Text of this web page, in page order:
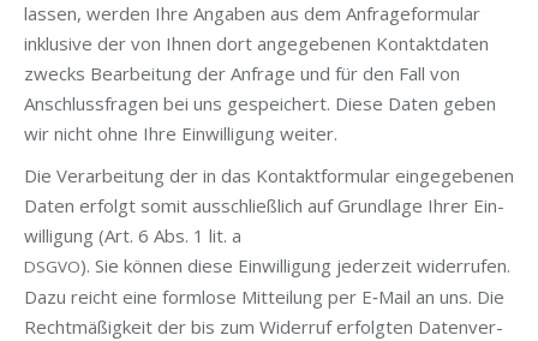
las­sen, wer­den Ihre Anga­ben aus dem Anfra­ge­for­mu­lar
inklu­si­ve der von Ihnen dort ange­ge­be­nen Kon­takt­da­ten
zwecks Bear­bei­tung der Anfra­ge und für den Fall von
Anschluss­fra­gen bei uns gespei­chert. Die­se Daten geben
wir nicht ohne Ihre Ein­wil­li­gung weiter.
Die Ver­ar­bei­tung der in das Kon­takt­for­mu­lar ein­ge­ge­be­nen
Daten erfolgt somit aus­schließ­lich auf Grund­la­ge Ihrer Ein­
wil­li­gung (Art. 6 Abs. 1 lit. a
DSGVO). Sie kön­nen die­se Ein­wil­li­gung jeder­zeit wider­ru­fen.
Dazu reicht eine form­lo­se Mit­tei­lung per E‑Mail an uns. Die
Recht­mä­ßig­keit der bis zum Wider­ruf erfolg­ten Daten­ver­